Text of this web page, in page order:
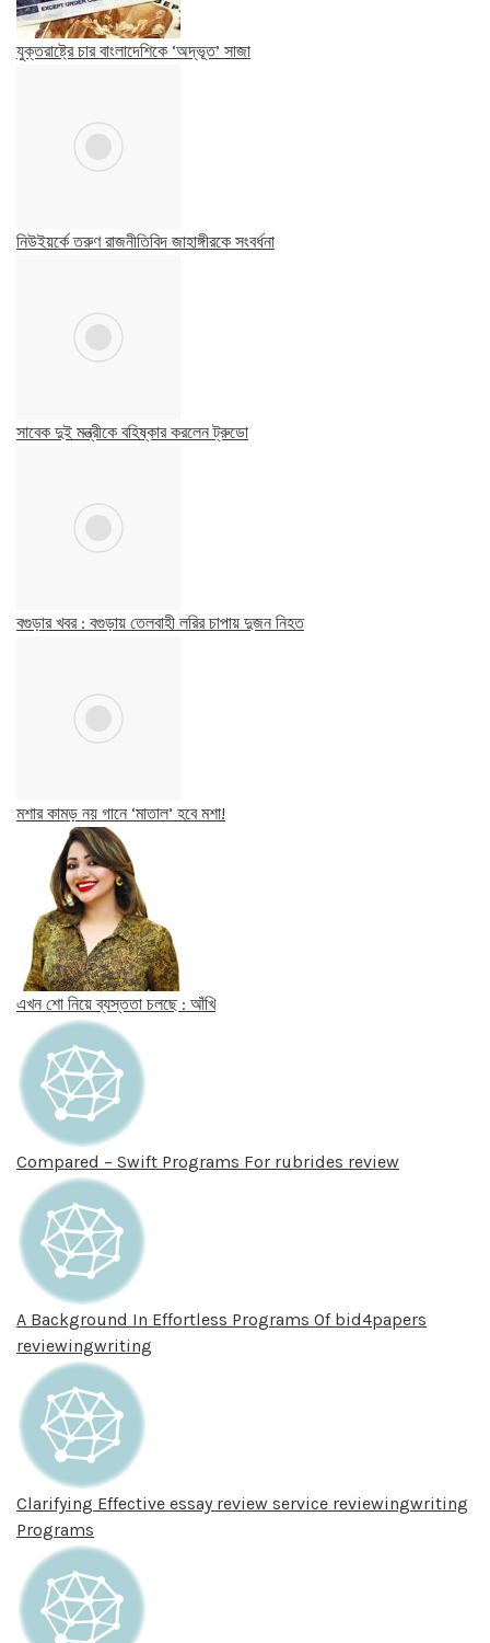
যুক্তরাষ্ট্রে চার বাংলাদেশিকে ‘অদ্ভূত’ সাজা
নিউইয়র্কে তরুণ রাজনীতিবিদ জাহাঙ্গীরকে সংবর্ধনা
সাবেক দুই মন্ত্রীকে বহিষ্কার করলেন ট্রুডো
বগুড়ার খবর : বগুড়ায় তেলবাহী লরির চাপায় দুজন নিহত
মশার কামড় নয় গানে ‘মাতাল’ হবে মশা!
এখন শো নিয়ে ব্যস্ততা চলছে : আঁখি
Compared – Swift Programs For rubrides review
A Background In Effortless Programs Of bid4papers
reviewingwriting
Clarifying Effective essay review service reviewingwriting
Programs